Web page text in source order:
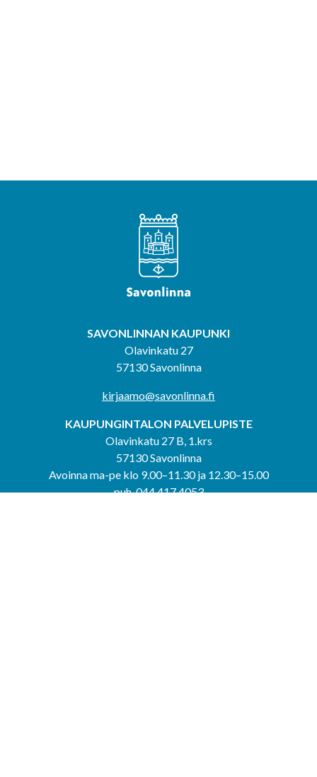
SAVONLINNAN KAUPUNKI
Olavinkatu 27
57130 Savonlinna
kirjaamo@savonlinna.fi
KAUPUNGINTALON PALVELUPISTE
Olavinkatu 27 B, 1.krs
57130 Savonlinna
Avoinna ma-pe klo 9.00–11.30 ja 12.30–15.00
puh. 044 417 4053